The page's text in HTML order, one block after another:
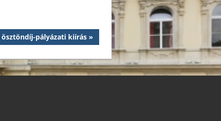
pályázati kiírás